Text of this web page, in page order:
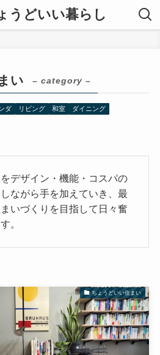
うどいい暮らし
い – category –
ダ リビング 和室
ダイニング
をデザイン・機能・コスパの
ながら手を加えていき、最
いづくりを目指して日々奮
。
ちょうどいい住まい